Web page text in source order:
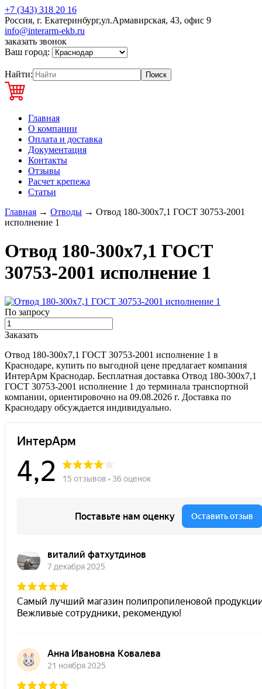
+7 (343) 318 20 16
Россия, г. Екатеринбург,ул.Армавирская, 43, офис 9
info@interarm-ekb.ru
заказать звонок
Ваш город:
Найти:
Главная
О компании
Оплата и доставка
Документация
Контакты
Отзывы
Расчет крепежа
Статьи
Главная → Отводы → Отвод 180-300х7,1 ГОСТ 30753-2001
исполнение 1
Отвод 180-300х7,1 ГОСТ
30753-2001 исполнение 1
По запросу
Заказать
Отвод 180-300х7,1 ГОСТ 30753-2001 исполнение 1 в
Краснодаре, купить по выгодной цене предлагает компания
ИнтерАрм Краснодар. Бесплатная доставка Отвод 180-300х7,1
ГОСТ 30753-2001 исполнение 1 до терминала транспортной
компании, ориентировочно на 09.08.2026 г. Доставка по
Краснодару обсуждается индивидуально.